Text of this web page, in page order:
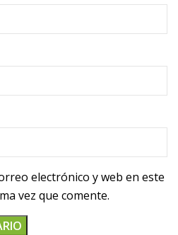
electrónico y web en este
vez que comente.